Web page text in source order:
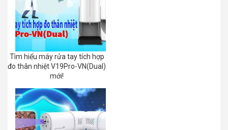
Tìm hiểu máy rửa tay tích hợp
đo thân nhiệt V19Pro-VN(Dual)
mới!